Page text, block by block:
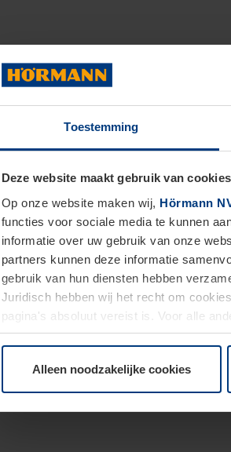
Toestemming
Deze website maakt gebruik van cookies
Op onze website maken wij, Hörmann
functies voor sociale media te kunnen
informatie over uw gebruik van onze
partners kunnen deze informatie
gebruik van hun diensten hebben
Juridisch hebben wij het recht om
pagina's absoluut vereist is. Voor alle
moment bij de uitleg van de cookies op
Alleen noodzakelijke cookies